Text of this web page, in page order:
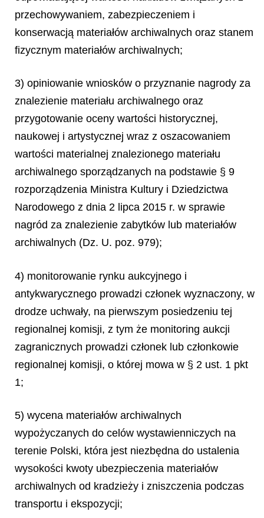
przechowywaniem, zabezpieczeniem i
konserwacją materiałów archiwalnych oraz stanem
fizycznym materiałów archiwalnych;
3) opiniowanie wniosków o przyznanie nagrody za
znalezienie materiału archiwalnego oraz
przygotowanie oceny wartości historycznej,
naukowej i artystycznej wraz z oszacowaniem
wartości materialnej znalezionego materiału
archiwalnego sporządzanych na podstawie § 9
rozporządzenia Ministra Kultury i Dziedzictwa
Narodowego z dnia 2 lipca 2015 r. w sprawie
nagród za znalezienie zabytków lub materiałów
archiwalnych (Dz. U. poz. 979);
4) monitorowanie rynku aukcyjnego i
antykwarycznego prowadzi członek wyznaczony, w
drodze uchwały, na pierwszym posiedzeniu tej
regionalnej komisji, z tym że monitoring aukcji
zagranicznych prowadzi członek lub członkowie
regionalnej komisji, o której mowa w § 2 ust. 1 pkt
1;
5) wycena materiałów archiwalnych
wypożyczanych do celów wystawienniczych na
terenie Polski, która jest niezbędna do ustalenia
wysokości kwoty ubezpieczenia materiałów
archiwalnych od kradzieży i zniszczenia podczas
transportu i ekspozycji;